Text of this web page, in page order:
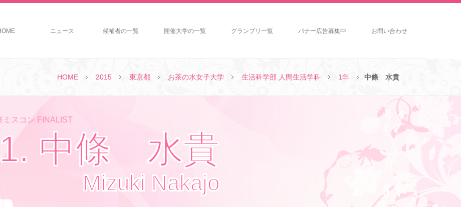
ニュース 候補者の一覧 開催大学の一覧 グランプリ一覧 バナー広告募集中 お問い合わせ
HOME 2015 東京都 お茶の水女子大学 生活科学部 人間生活学科 1年 中條 水貴
ミスコン FINALIST
中條 水貴
Mizuki Nakajo